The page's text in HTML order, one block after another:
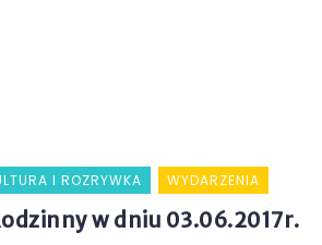
I ROZRYWKA WYDARZENIA
w dniu 03.06.2017r.